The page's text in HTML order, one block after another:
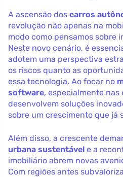
A ascensão dos carros
revolução não apenas na
modo como pensamos sobre
Neste novo cenário, é
adotem uma perspectiva
os riscos quanto as
essa tecnologia. Ao focar no
software, especialmente nas
desenvolvem soluções
sobre um crescimento que já
Além disso, a crescente
urbana sustentável e a
imobiliário abrem novas
Com regiões antes